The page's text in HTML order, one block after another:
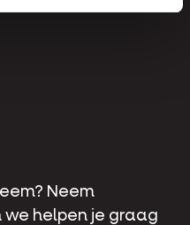
Neem
helpen je graag